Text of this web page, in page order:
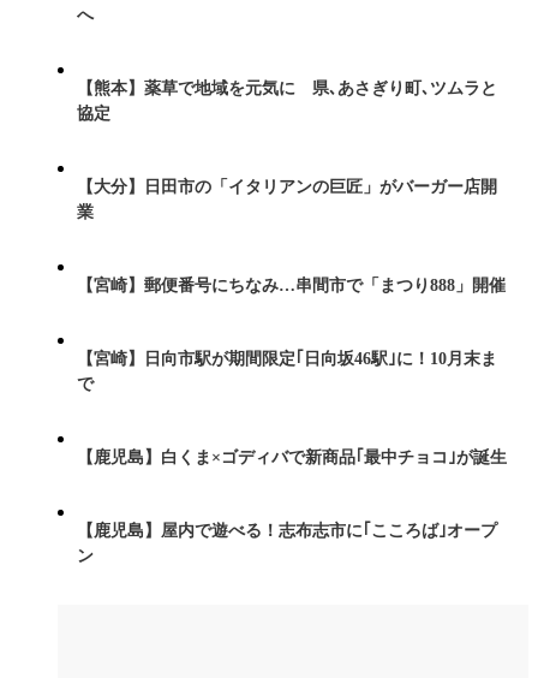
へ
【熊本】薬草で地域を元気に 県､あさぎり町､ツムラと
協定
【大分】日田市の「イタリアンの巨匠」がバーガー店開
業
【宮崎】郵便番号にちなみ…串間市で「まつり888」開催
【宮崎】日向市駅が期間限定｢日向坂46駅｣に！10月末ま
で
【鹿児島】白くま×ゴディバで新商品｢最中チョコ｣が誕生
【鹿児島】屋内で遊べる！志布志市に｢こころば｣オープ
ン